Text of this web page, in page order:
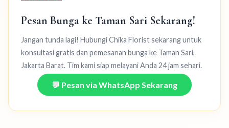
Pesan Bunga ke Taman Sari Sekarang!
Jangan tunda lagi! Hubungi Chika Florist sekarang untuk
konsultasi gratis dan pemesanan bunga ke Taman Sari,
Jakarta Barat. Tim kami siap melayani Anda 24 jam sehari.
💬 Pesan via WhatsApp Sekarang